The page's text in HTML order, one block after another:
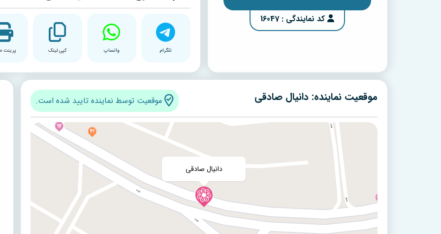
کد نمایندگی : 16047
تلگرام واتساپ کپی لینک پرینت
موقعیت نماینده: دانیال صادقی موقعیت توسط نماینده تایید شده است.